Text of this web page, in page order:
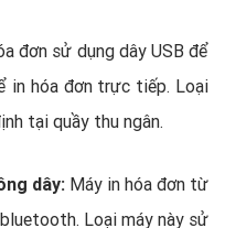
đơn sử dụng dây USB để
in hóa đơn trực tiếp. Loại
tại quầy thu ngân.
dây:Máy in hóa đơn từ
Loại máy này sử